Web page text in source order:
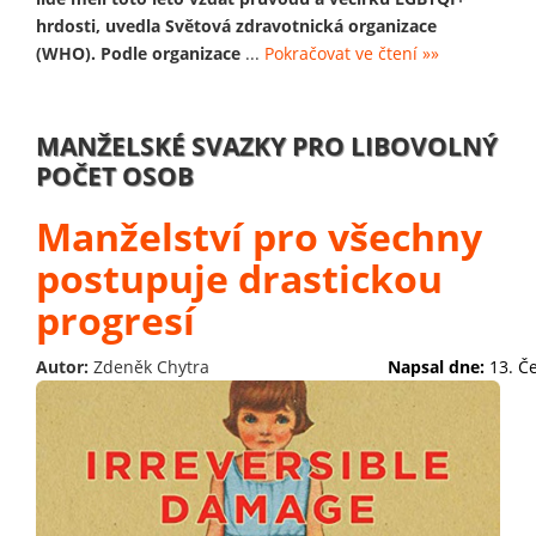
hrdosti, uvedla Světová zdravotnická organizace
(WHO). Podle organizace ... Pokračovat ve čtení »»
MANŽELSKÉ SVAZKY PRO LIBOVOLNÝ
POČET OSOB
Manželství pro všechny
postupuje drastickou
progresí
Autor: Zdeněk Chytra Napsal dne: 13.